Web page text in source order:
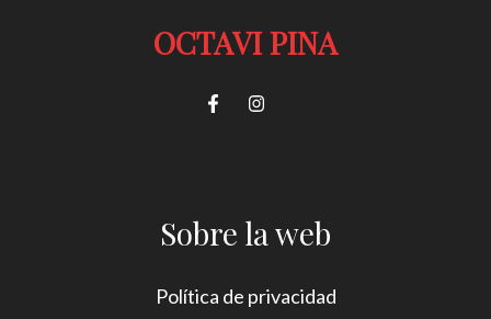
OCTAVI PINA
Sobre la web
Política de privacidad